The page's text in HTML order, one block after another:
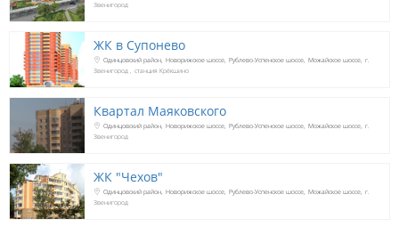
Звенигород
ЖК в Супонево
Одинцовский район Новорижское шоссе Рублево-Успенское шоссе Можайское шоссе г.
Звенигород
станция Крёкшино
Квартал Маяковского
Одинцовский район Новорижское шоссе Рублево-Успенское шоссе Можайское шоссе г.
Звенигород
ЖК "Чехов"
Одинцовский район Новорижское шоссе Рублево-Успенское шоссе Можайское шоссе г.
Звенигород